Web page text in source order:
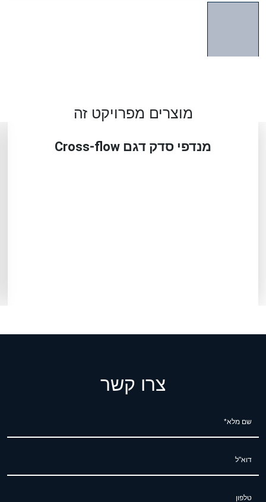
מוצרים מפרויקט זה
מנדפי סדק דגם Cross-flow
צרו קשר